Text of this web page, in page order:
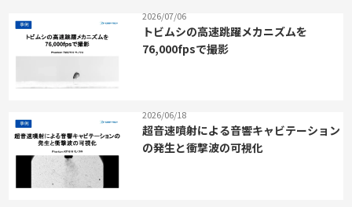
2026/07/06
トビムシの高速跳躍メカニズムを
76,000fpsで撮影
2026/06/18
超音速噴射による音響キャビテーション
の発生と衝撃波の可視化